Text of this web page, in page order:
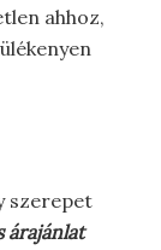
ahhoz,
szerepet
árajánlat